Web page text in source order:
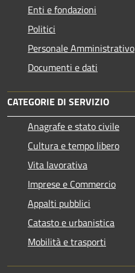
Enti e fondazioni
Politici
Personale Amministrativo
Documenti e dati
CATEGORIE DI SERVIZIO
Anagrafe e stato civile
Cultura e tempo libero
Vita lavorativa
Imprese e Commercio
Appalti pubblici
Catasto e urbanistica
Mobilità e trasporti